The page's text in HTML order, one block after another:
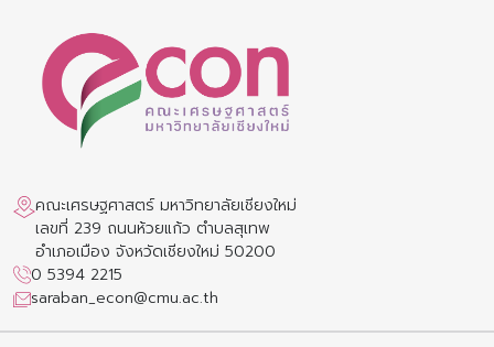
คณะเศรษฐศาสตร์ มหาวิทยาลัยเชียงใหม่
เลขที่ 239 ถนนห้วยแก้ว ตำบลสุเทพ
อำเภอเมือง จังหวัดเชียงใหม่ 50200
0 5394 2215
saraban_econ@cmu.ac.th